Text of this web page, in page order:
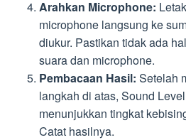
Arahkan Microphone:
microphone langsung ke
diukur. Pastikan tidak ada
suara dan microphone.
Pembacaan Hasil: Setelah
langkah di atas, Sound
menunjukkan tingkat
Catat hasilnya.